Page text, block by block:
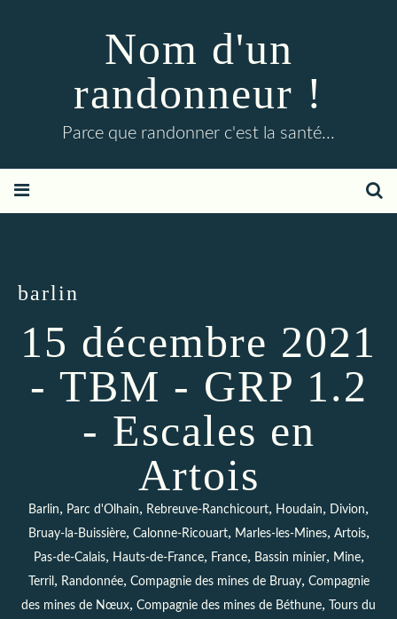
Nom d'un
randonneur !
Parce que randonner c'est la santé...
barlin
15 décembre 2021
- TBM - GRP 1.2
- Escales en
Artois
Barlin, Parc d'Olhain, Rebreuve-Ranchicourt, Houdain, Divion,
Bruay-la-Buissière, Calonne-Ricouart, Marles-les-Mines, Artois,
Pas-de-Calais, Hauts-de-France, France, Bassin minier, Mine,
Terril, Randonnée, Compagnie des mines de Bruay, Compagnie
des mines de Nœux, Compagnie des mines de Béthune,
Tours du